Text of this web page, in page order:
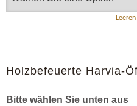
Leeren
Holzbefeuerte Harvia-
Bitte wählen Sie unten aus